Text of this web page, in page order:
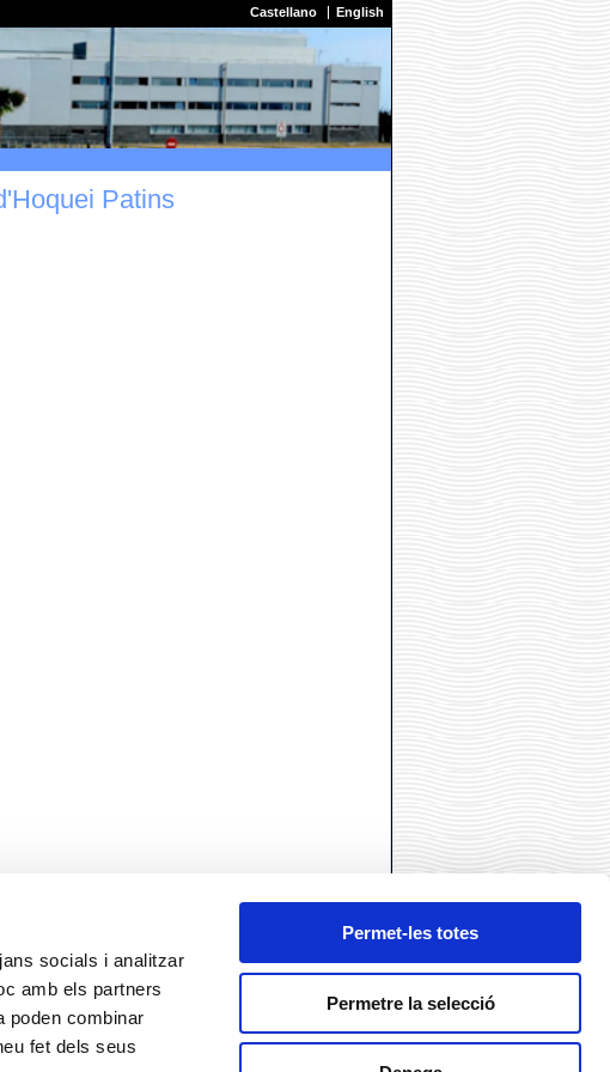
socials i analitzar
amb els partners
poden combinar
fet dels seus
Permet-les totes
Permetre la selecció
Castellano English
Patins